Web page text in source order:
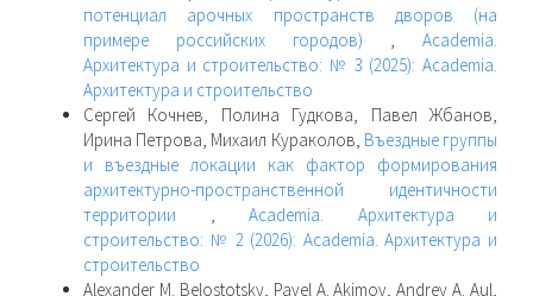
потенциал арочных пространств дворов (на
примере российских городов) , Academia.
Архитектура и строительство: № 3 (2025): Academia.
Архитектура и строительство
Сергей Кочнев, Полина Гудкова, Павел Жбанов,
Ирина Петрова, Михаил Кураколов, Въездные группы
и въездные локации как фактор формирования
архитектурно-пространственной идентичности
территории , Academia. Архитектура и
строительство: № 2 (2026): Academia. Архитектура и
строительство
Alexander M. Belostotsky, Pavel A. Akimov, Andrey A. Aul,